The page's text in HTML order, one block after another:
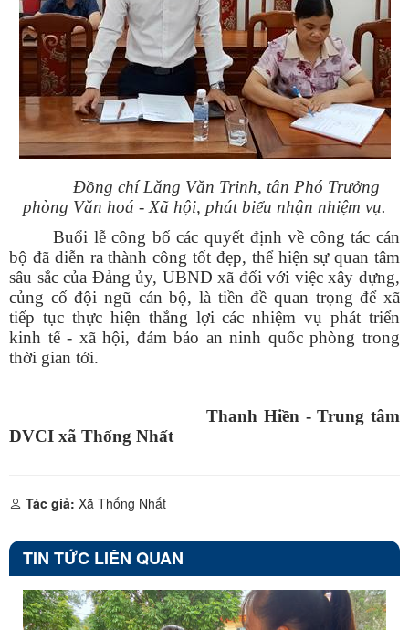
Đồng chí Lăng Văn Trinh, tân Phó Trưởng
phòng Văn hoá - Xã hội, phát biểu nhận nhiệm vụ.
Buổi lễ công bố các quyết định về công tác cán
bộ đã diễn ra thành công tốt đẹp, thể hiện sự quan tâm
sâu sắc của Đảng ủy, UBND xã đối với việc xây dựng,
củng cố đội ngũ cán bộ, là tiền đề quan trọng để xã
tiếp tục thực hiện thắng lợi các nhiệm vụ phát triển
kinh tế - xã hội, đảm bảo an ninh quốc phòng trong
thời gian tới.
Thanh Hiền - Trung tâm
DVCI xã Thống Nhất
Tác giả: Xã Thống Nhất
TIN TỨC LIÊN QUAN